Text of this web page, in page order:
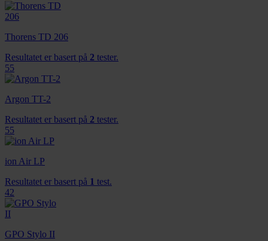
Thorens TD 206
Resultatet er basert på 2 tester.
55
Argon TT-2
Resultatet er basert på 2 tester.
55
ion Air LP
Resultatet er basert på 1 test.
42
GPO Stylo II